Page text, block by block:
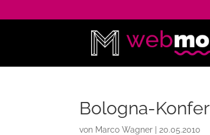
Bologna-
von Marco Wagner 20.05.2010